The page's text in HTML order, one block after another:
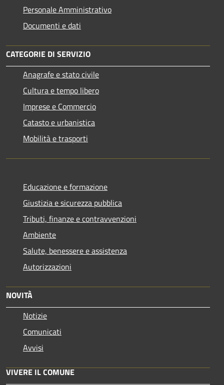
Personale Amministrativo
Documenti e dati
CATEGORIE DI SERVIZIO
Anagrafe e stato civile
Cultura e tempo libero
Imprese e Commercio
Catasto e urbanistica
Mobilità e trasporti
Educazione e formazione
Giustizia e sicurezza pubblica
Tributi, finanze e contravvenzioni
Ambiente
Salute, benessere e assistenza
Autorizzazioni
NOVITÀ
Notizie
Comunicati
Avvisi
VIVERE IL COMUNE